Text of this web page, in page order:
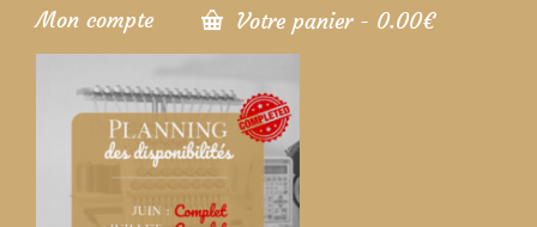
Mon compte Votre panier - 0.00€